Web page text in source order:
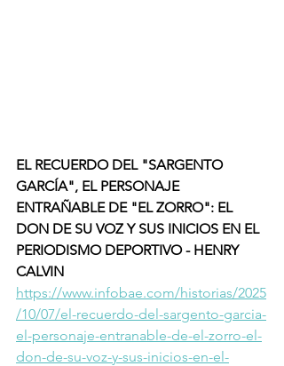
EL RECUERDO DEL "SARGENTO
GARCÍA", EL PERSONAJE
ENTRAÑABLE DE "EL ZORRO": EL
DON DE SU VOZ Y SUS INICIOS EN EL
PERIODISMO DEPORTIVO - HENRY
CALVIN
https://www.infobae.com/historias/2025
/10/07/el-recuerdo-del-sargento-garcia-
el-personaje-entranable-de-el-zorro-el-
don-de-su-voz-y-sus-inicios-en-el-